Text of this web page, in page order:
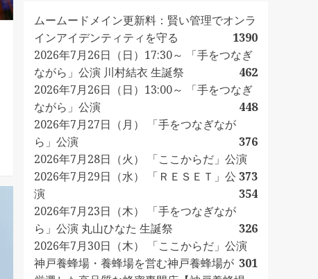
ムームードメイン更新料：賢い管理でオンラ
インアイデンティティを守る
1390
2026年7月26日（日）17:30～ 「手をつなぎ
ながら」公演 川村結衣 生誕祭
462
2026年7月26日（日）13:00～ 「手をつなぎ
ながら」公演
448
2026年7月27日（月） 「手をつなぎなが
ら」公演
376
2026年7月28日（火） 「ここからだ」公演
373
2026年7月29日（水） 「ＲＥＳＥＴ」公
演
354
2026年7月23日（木） 「手をつなぎなが
ら」公演 丸山ひなた 生誕祭
326
2026年7月30日（木） 「ここからだ」公演
301
神戸養蜂場・養蜂場を営む神戸養蜂場が